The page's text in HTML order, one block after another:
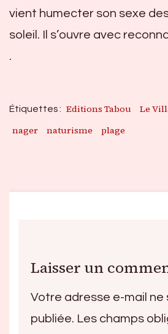
vient humecter son sexe
soleil. Il s’ouvre avec
.
Étiquettes : Editions Tabou
Le
nager
naturisme plage
Laisser un
Votre adresse e-mail ne
publiée. Les champs